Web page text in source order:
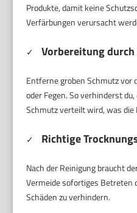
Produkte, damit keine
Verfärbungen verursacht
✓ Vorbereitung
Entferne groben Schmutz vor
oder Fegen. So verhinderst
Schmutz verteilt wird, was
✓ Richtige
Nach der Reinigung braucht
Vermeide sofortiges Betreten
Schäden zu verhindern.